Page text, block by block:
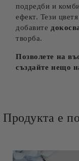
подредби и
ефект. Тези
добавите
творба.
Позволете на
създайте нещо